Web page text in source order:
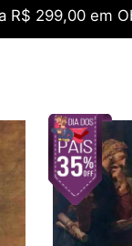
R$ 299,00 em